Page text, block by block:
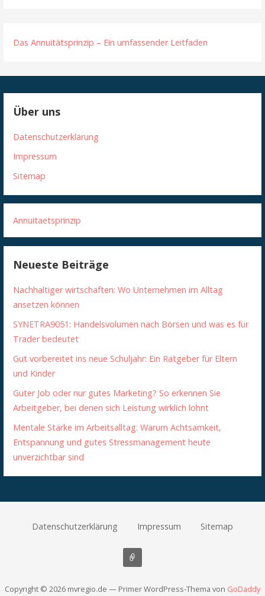
Das Annuitätsprinzip – Ein umfassender Leitfaden
Über uns
Datenschutzerklärung
Impressum
Sitemap
Annuitaetsprinzip
Neueste Beiträge
Nachhaltiger wirtschaften: Wo Unternehmen im Alltag
ansetzen können
SYNETRA9051: Handelsvolumen nach Börsen und was es für
Trader bedeutet
Gut vorbereitet ins neue Schuljahr: Ein Ratgeber für Eltern
und Kinder
Guter Job oder nur gutes Marketing? So erkennen Sie
Arbeitgeber, bei denen sich Leistung wirklich lohnt
Mentale Stärke im Arbeitsalltag: Warum Achtsamkeit,
Entspannung und gutes Stressmanagement heute
unverzichtbar sind
Datenschutzerklärung Impressum Sitemap
Copyright © 2026 mvregio.de — Primer WordPress-Thema von GoDaddy